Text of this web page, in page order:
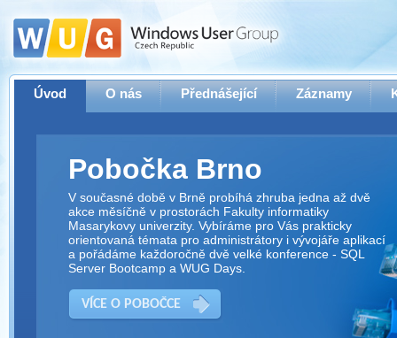
Úvod O nás Přednášející Záznamy
Pobočka Brno
V současné době v Brně probíhá zhruba jedna až dvě
akce měsíčně v prostorách Fakulty informatiky
Masarykovy univerzity. Vybíráme pro Vás prakticky
orientovaná témata pro administrátory i vývojáře aplikací
a pořádáme každoročně dvě velké konference - SQL
Server Bootcamp a WUG Days.
VÍCE O POBOČCE